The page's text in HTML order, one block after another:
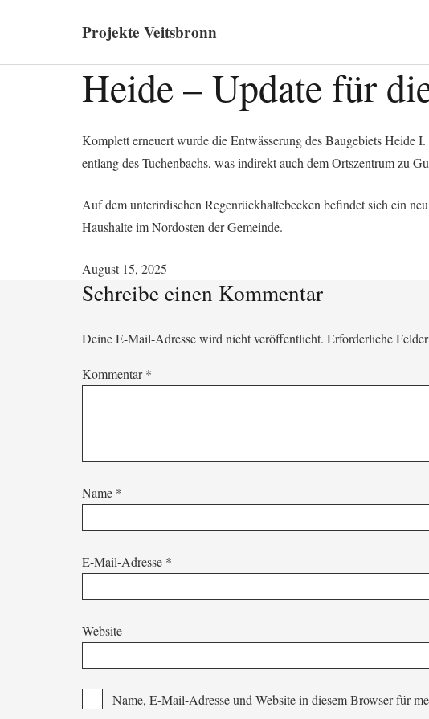
Projekte Veitsbronn
Heide – Update für
Komplett erneuert wurde die Entwässerung des Baugebiets Heide
entlang des Tuchenbachs, was indirekt auch dem Ortszentrum zu
Auf dem unterirdischen Regenrückhaltebecken befindet sich ein
Haushalte im Nordosten der Gemeinde.
August 15, 2025
Schreibe einen Kommentar
Deine E-Mail-Adresse wird nicht veröffentlicht. Erforderliche
Kommentar*
Name *
E-Mail-Adresse *
Website
Name, E-Mail-Adresse und Website in diesem Browser für